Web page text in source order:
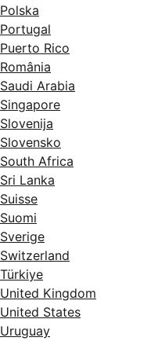
Polska
Portugal
Puerto Rico
România
Saudi Arabia
Singapore
Slovenija
Slovensko
South Africa
Sri Lanka
Suisse
Suomi
Sverige
Switzerland
Türkiye
United Kingdom
United States
Uruguay